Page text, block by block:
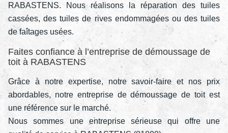
RABASTENS. Nous réalisons la réparation des tuiles
cassées, des tuiles de rives endommagées ou des tuiles
de faîtages usées.
Faites confiance à l’entreprise de démoussage de
toit à RABASTENS
Grâce à notre expertise, notre savoir-faire et nos prix
abordables, notre entreprise de démoussage de toit est
une référence sur le marché.
Nous sommes une entreprise sérieuse qui offre une